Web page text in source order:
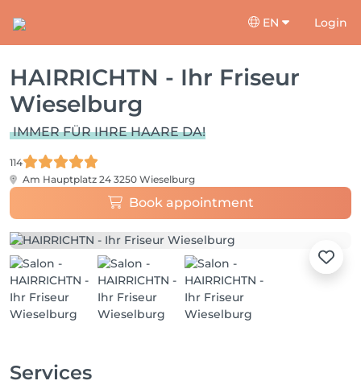
EN Login
HAIRRICHTN - Ihr Friseur
Wieselburg
IMMER FÜR IHRE HAARE DA!
114
Am Hauptplatz 24 3250 Wieselburg
Book appointment
Services